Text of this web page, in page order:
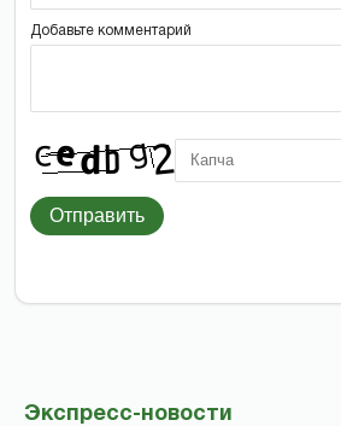
Экспресс-новости
Добавьте комментарий
Отправить